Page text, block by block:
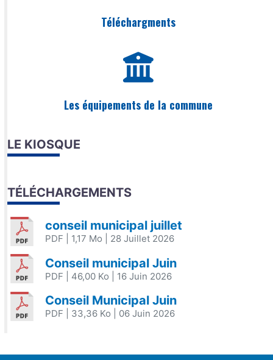
Téléchargments
Les équipements de la commune
LE KIOSQUE
TÉLÉCHARGEMENTS
conseil municipal juillet
PDF | 1,17 Mo | 28 Juillet 2026
Conseil municipal Juin
PDF | 46,00 Ko | 16 Juin 2026
Conseil Municipal Juin
PDF | 33,36 Ko | 06 Juin 2026